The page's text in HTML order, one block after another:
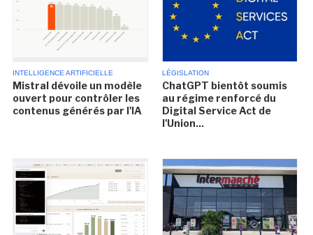
INTELLIGENCE ARTIFICIELLE
Mistral dévoile un modèle
ouvert pour contrôler les
contenus générés par l'IA
LÉGISLATION
ChatGPT bientôt soumis
au régime renforcé du
Digital Service Act de
l'Union...